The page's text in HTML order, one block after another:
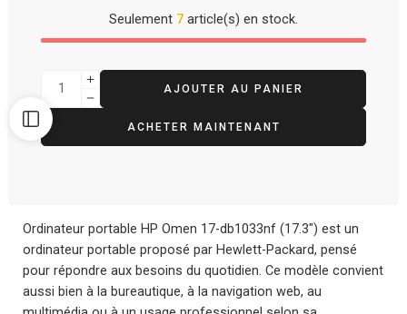
Seulement 7 article(s) en stock.
AJOUTER AU PANIER
ACHETER MAINTENANT
Ordinateur portable HP Omen 17-db1033nf (17.3″) est un
ordinateur portable proposé par Hewlett-Packard, pensé
pour répondre aux besoins du quotidien. Ce modèle convient
aussi bien à la bureautique, à la navigation web, au